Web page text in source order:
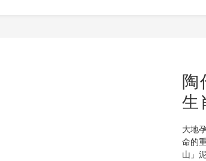
陶
生
大地
命的
山」